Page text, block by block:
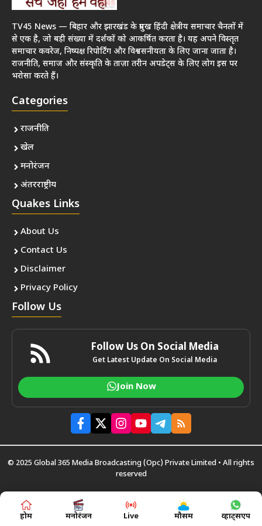
TV45 News — बिहार और झारखंड के प्रमुख हिंदी क्षेत्रीय समाचार चैनलों में
से एक है, जो बड़ी संख्या में दर्शकों को आकर्षित करता है। यह अपने विस्तृत
समाचार कवरेज, निष्पक्ष रिपोर्टिंग और विश्वसनीयता के लिए जाना जाता है।
राजनीति, समाज और संस्कृति के ताज़ा तरीन अपडेट्स के लिए लोग इस पर
भरोसा करते हैं।
Categories
राजनीति
खेल
मनोरंजन
अंतरराष्ट्रीय
Quakes Links
About Us
Contact Us
Disclaimer
Privacy Policy
Follow Us
Follow Us On Social Media
Get Latest Update On Social Media
Join Now
© 2025 Global 365 Media Broadcasting (Opc) Private Limited • All rights
reserved
होम मनोरंजन Live मौसम व्हाट्सएप